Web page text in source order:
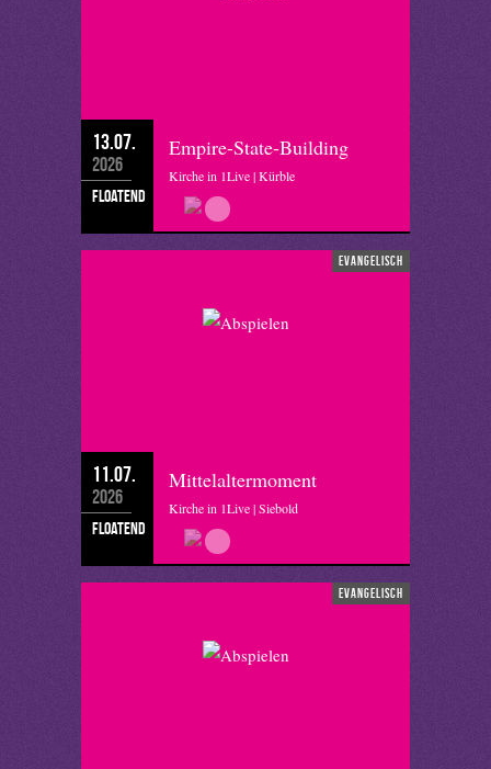
13.07.
2026
floatend
Empire-State-Building
Kirche in 1Live | Kürble
evangelisch
11.07.
2026
floatend
Mittelaltermoment
Kirche in 1Live | Siebold
evangelisch